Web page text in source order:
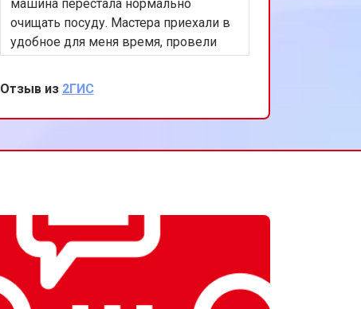
машина перестала нормально
очищать посуду. Мастера приехали в
удобное для меня время, провели
диагностику и заменили распылитель
воды. Теперь машина работает как
новая. Спасибо за вашу
внимательность и качественный
Отзыв из 2ГИС